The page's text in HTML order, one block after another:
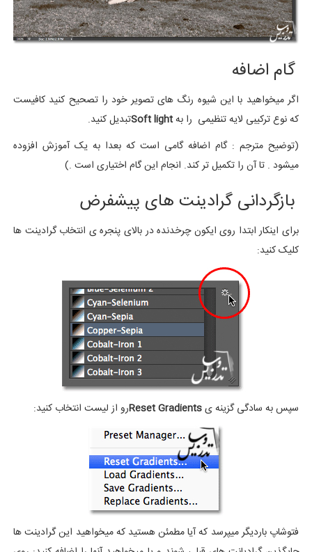
گام اضافه
اگر میخواهید با این شیوه رنگ های تصویر خود را تصحیح کنید کافیست
که نوع ترکیبی لایه تنظیمی را بهSoft lightتبدیل کنید.
(توضیح مترجم : گام اضافه گامی است که بعدا به یک آموزش افزوده
میشود . تا آن را تکمیل تر کند. انجام این گام اختیاری است .)
بازگردانی گرادینت های پیشفرض
برای اینکار ابتدا روی ایکون چرخدنده در بالای پنجره ی انتخاب گرادینت ها
کلیک کنید:
سپس به سادگی گزینه یReset Gradientsرو از لیست انتخاب کنید:
فتوشاپ باردیگر میپرسد که آیا مطمئن هستید که میخواهید این گرادینت ها